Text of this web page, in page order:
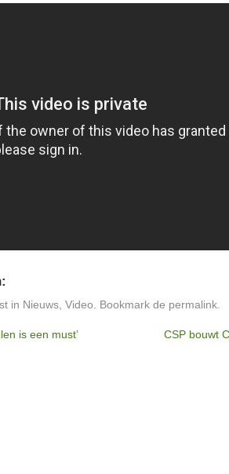
in Nieuws Video . Bookmark de permalink
is een must’ CSP bouwt